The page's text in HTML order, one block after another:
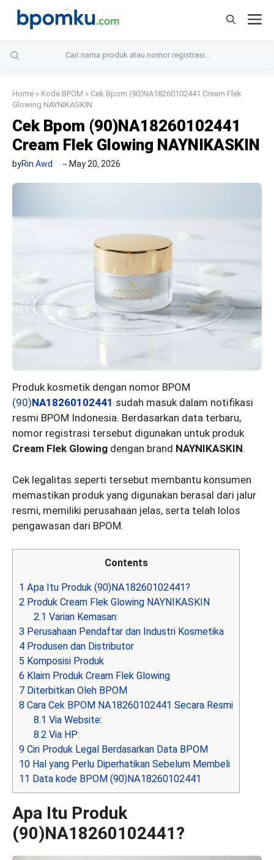
Skip
Home » Kode BPOM » Cek Bpom (90)NA18260102441 Cream Flek
Glowing NAYNIKASKIN
Cek Bpom (90)NA18260102441
Cream Flek Glowing NAYNIKASKIN
byRin Awd May 20, 2026
Produk kosmetik dengan nomor BPOM
(90)NA18260102441 sudah masuk dalam notifikasi
resmi BPOM Indonesia. Berdasarkan data terbaru,
nomor registrasi tersebut digunakan untuk produk
Cream Flek Glowing dengan brand NAYNIKASKIN.
Cek legalitas seperti tersebut membantu konsumen
memastikan produk yang digunakan berasal dari jalur
resmi, memiliki perusahaan jelas, serta telah lolos
pengawasan dari BPOM.
Contents
1 Apa Itu Produk (90)NA18260102441?
2 Produk Cream Flek Glowing NAYNIKASKIN
2.1 Varian Kemasan:
3 Perusahaan Pendaftar dan Industri Kosmetika
4 Produsen dan Distributor
5 Komposisi Produk
6 Klaim Produk Cream Flek Glowing
7 Diterbitkan Oleh BPOM
8 Cara Cek BPOM NA18260102441 Secara Resmi
8.1 Via Website:
8.2 Via HP:
9 Ciri Produk Legal Berdasarkan Data BPOM
10 Hal yang Perlu Diperhatikan Sebelum Membeli
11 Data kode BPOM (90)NA18260102441
Apa Itu Produk
(90)NA18260102441?